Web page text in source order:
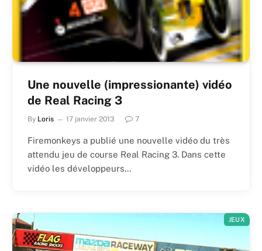
Une nouvelle (impressionante) vidéo
de Real Racing 3
By Loris 17 janvier 2013 7
Firemonkeys a publié une nouvelle vidéo du très
attendu jeu de course Real Racing 3. Dans cette
vidéo les développeurs…
JEUX